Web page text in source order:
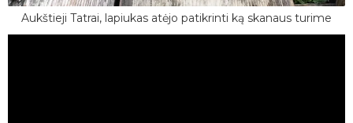
Aukštieji Tatrai, lapiukas atėjo patikrinti ką skanaus turime